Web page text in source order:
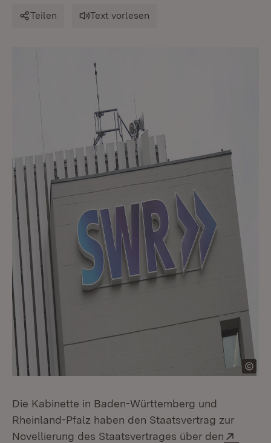
Teilen Text vorlesen
Die Kabinette in Baden-Württemberg und
Rheinland-Pfalz haben den Staatsvertrag zur
Novellierung des Staatsvertrages über den